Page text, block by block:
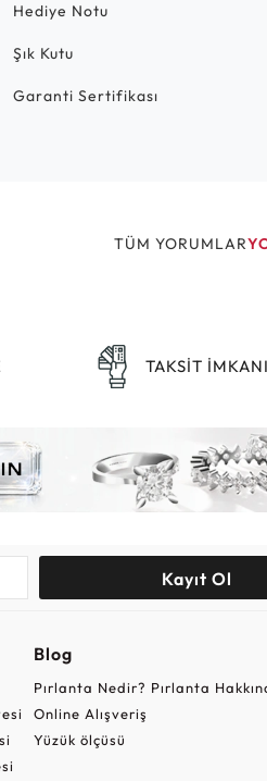
Hediye Notu
Şık Kutu
Garanti Sertifikası
TÜM YORUMLAR
TAKSİT İMKANI
Kayıt Ol
Blog
Pırlanta Nedir? Pırlanta
Online Alışveriş
Yüzük ölçüsü